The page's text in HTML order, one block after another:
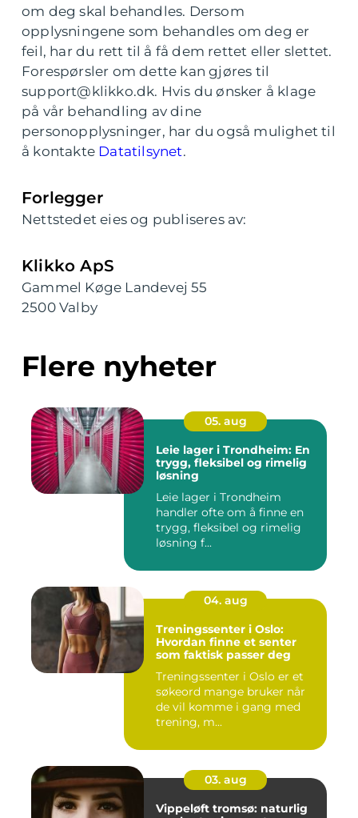
om deg skal behandles. Dersom
opplysningene som behandles om deg er
feil, har du rett til å få dem rettet eller slettet.
Forespørsler om dette kan gjøres til
support@klikko.dk. Hvis du ønsker å klage
på vår behandling av dine
personopplysninger, har du også mulighet til
å kontakte Datatilsynet.
Forlegger
Nettstedet eies og publiseres av:
Klikko ApS
Gammel Køge Landevej 55
2500 Valby
Flere nyheter
05. aug
Leie lager i Trondheim: En
trygg, fleksibel og rimelig
løsning
Leie lager i Trondheim
handler ofte om å finne en
trygg, fleksibel og rimelig
løsning f...
04. aug
Treningssenter i Oslo:
Hvordan finne et senter
som faktisk passer deg
Treningssenter i Oslo er et
søkeord mange bruker når
de vil komme i gang med
trening, m...
03. aug
Vippeløft tromsø: naturlig